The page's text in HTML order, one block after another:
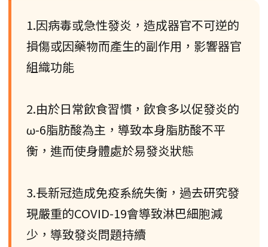
1.因病毒或急性發炎，造成器官不可逆的
損傷或因藥物而產生的副作用，影響器官
組織功能
2.由於日常飲食習慣，飲食多以促發炎的
ω-6脂肪酸為主，導致本身脂肪酸不平
衡，進而使身體處於易發炎狀態
3.長新冠造成免疫系統失衡，過去研究發
現嚴重的COVID-19會導致淋巴細胞減
少，導致發炎問題持續